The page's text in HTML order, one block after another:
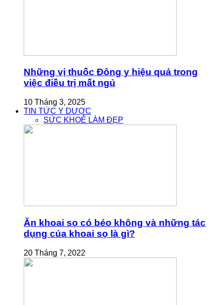
Những vị thuốc Đông y hiệu quả trong
việc điều trị mất ngủ
10 Tháng 3, 2025
TIN TỨC Y DƯỢC
SỨC KHOẺ LÀM ĐẸP
Ăn khoai sọ có béo không và những tác
dụng của khoai sọ là gì?
20 Tháng 7, 2022